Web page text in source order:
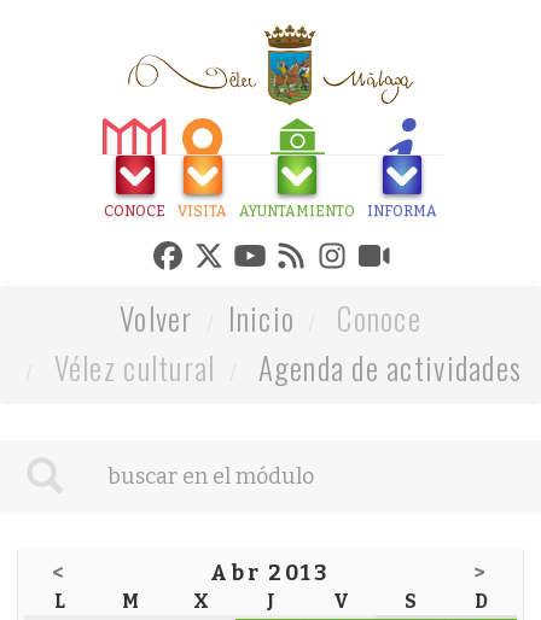
CONOCE VISITA AYUNTAMIENTO INFORMA
Volver Inicio
Conoce
Vélez cultural
Agenda de actividades
< Abr 2013 >
L M X J V S D